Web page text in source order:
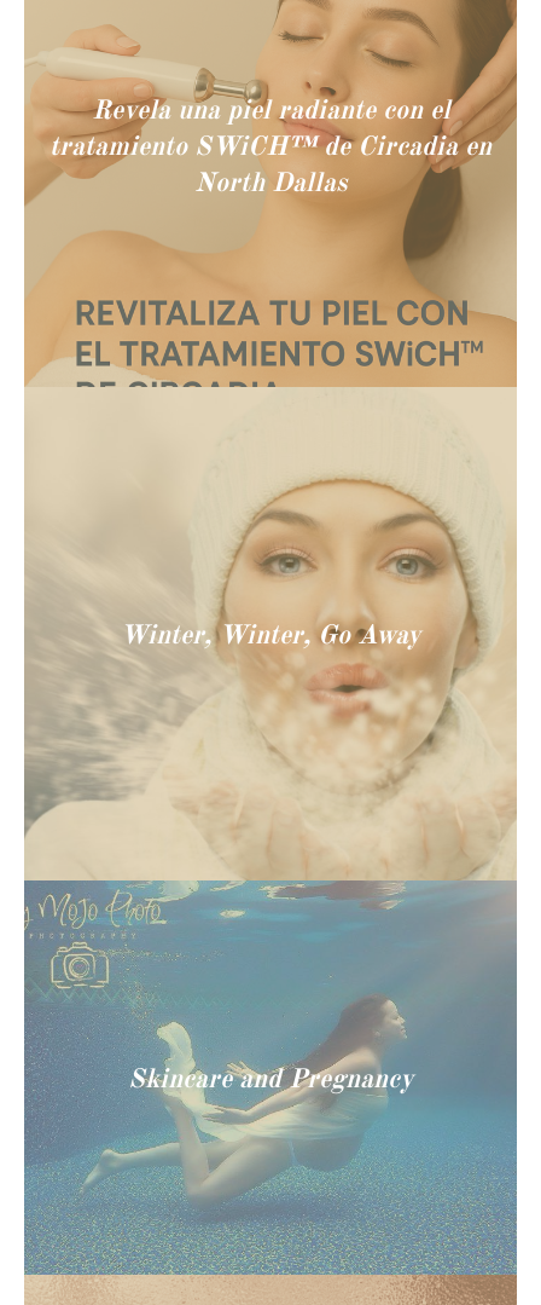
Revela una piel radiante con el
tratamiento SWiCH™ de Circadia en
North Dallas
Winter, Winter, Go Away
Skincare and Pregnancy